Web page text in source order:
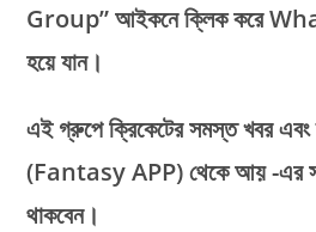
Group” আইকনে ক্লিক করে
হয়ে যান।
এই গ্রুপে ক্রিকেটের সমস্ত খবর এবং
(Fantasy APP)থেকে আয় -এর
থাকবেন।